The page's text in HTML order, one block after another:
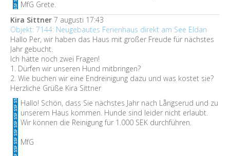
MfG Grete.
Kira Sittner 7 augusti 17:43
Objekt: 7144: Neugebautes Ferienhaus direkt am See Eldan
Hallo Per, wir haben das Haus mit großer Freude für nächstes
Jahr gebucht.
Ich hätte noch zwei Fragen!
1. Dürfen wir unseren Hund mitbringen?
2. Wie buchen wir eine Endreinigung dazu und was kostet sie?
Herzliche Grüße Kira Sittner
Hallo! Schön, dass Sie nächstes Jahr nach Långserud und zu
unserem Haus kommen. Hunde sind leider nicht erlaubt.
Wir können die Reinigung für 1.000 SEK durchführen.
MfG